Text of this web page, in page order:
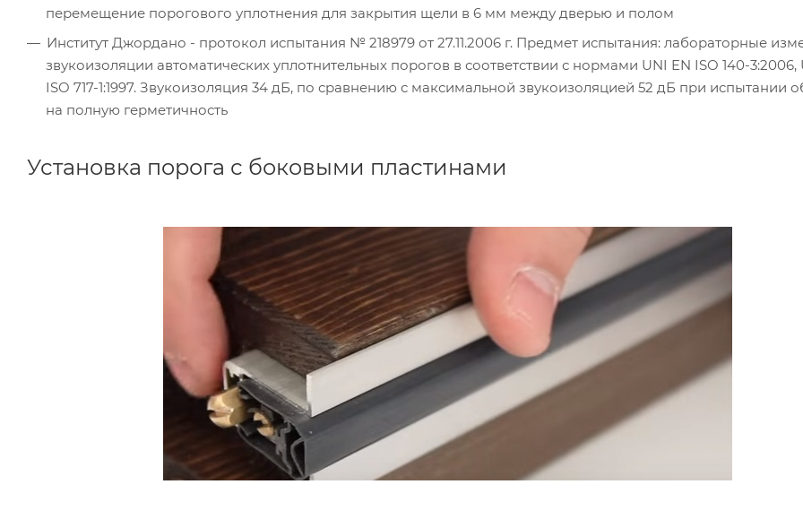
перемещение порогового уплотнения для закрытия щели в 6 мм между дверью и полом
Институт Джордано - протокол испытания № 218979 от 27.11.2006 г. Предмет испытания: лабораторные
звукоизоляции автоматических уплотнительных порогов в соответствии с нормами UNI EN ISO 140-3:2006,
ISO 717-1:1997. Звукоизоляция 34 дБ, по сравнению с максимальной звукоизоляцией 52 дБ при испытании
на полную герметичность
Установка порога с боковыми пластинами